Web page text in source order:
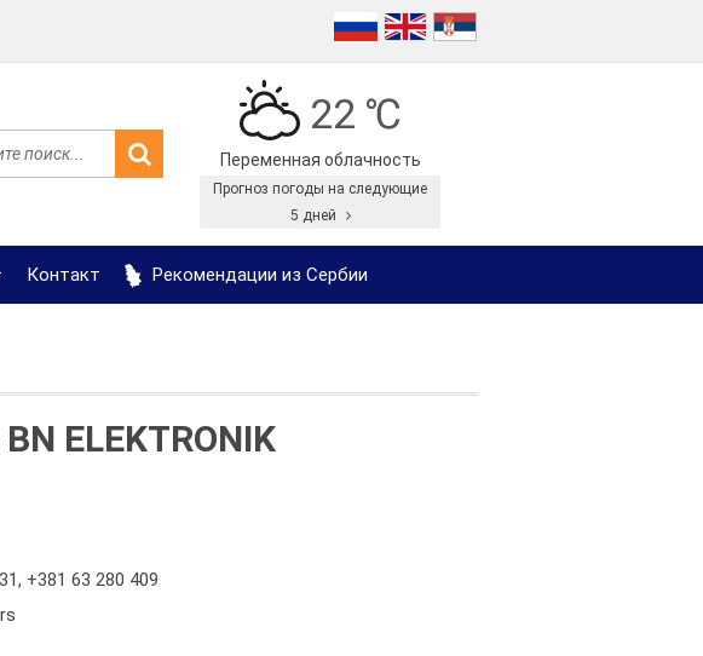
22 ℃
Переменная облачность
Прогноз погоды на следующие
5 дней
Контакт Рекомендации из Сербии
ELEKTRONIK
, +381 63 280 409